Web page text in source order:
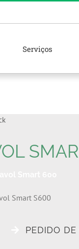
Serviços
Smart S600
PEDIDO